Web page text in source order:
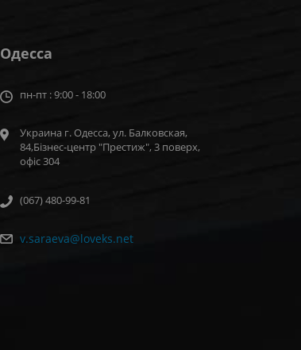
Одесса
пн-пт : 9:00 - 18:00
Украина г. Одесса, ул. Балковская,
84,Бізнес-центр "Престиж", 3 поверх,
офіс 304
(067) 480-99-81
v.saraeva@loveks.net